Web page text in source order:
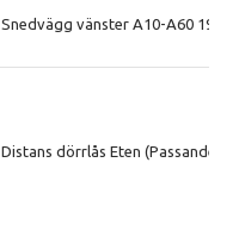
Snedvägg vänster A10-A60 1998-
Distans dörrlås Eten (Passande